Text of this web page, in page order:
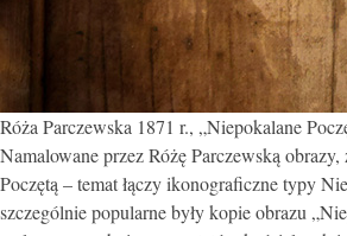
Róża Parczewska 1871 r., „Niepokalane
Namalowane przez Różę Parczewską
Poczętą – temat łączy ikonograficzne typy
szczególnie popularne były kopie obrazu